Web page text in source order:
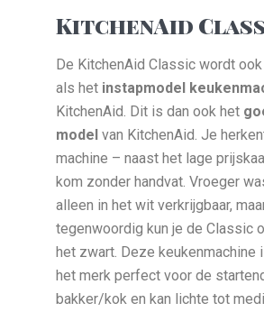
KitchenAid
De KitchenAid Classic wordt
als het instapmodel
KitchenAid. Dit is dan ook het
model van KitchenAid. Je
machine – naast het lage
kom zonder handvat. Vroeger
alleen in het wit verkrijgbaar,
tegenwoordig kun je de Classic
het zwart. Deze keukenmachine
het merk perfect voor de
bakker/kok en kan lichte tot